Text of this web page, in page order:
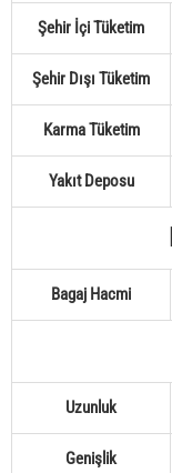
Şehir İçi Tüketim
Şehir Dışı Tüketim
Karma Tüketim
Yakıt Deposu
Bagaj Hacmi
Uzunluk
Genişlik